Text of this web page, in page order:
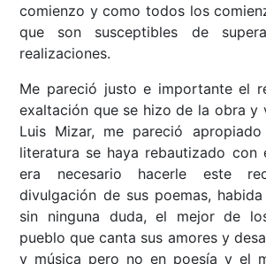
comienzo y como todos los
que son susceptibles de
realizaciones.
Me pareció justo e importante el
exaltación que se hizo de la obra y
Luis Mizar, me pareció
literatura se haya rebautizado con
era necesario hacerle este
divulgación de sus poemas,
sin ninguna duda, el mejor de
pueblo que canta sus amores y
y música pero no en poesía y el